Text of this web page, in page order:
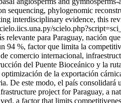
sequencing, phylogenomic
interdisciplinary evidence, this
para Paraguay, nación
94 %, factor que limita la
comercio internacional,
del Puente Bioceánico y la
de la exportación
De este modo, el país consolidará
project for Paraguay, a
a factor that limits